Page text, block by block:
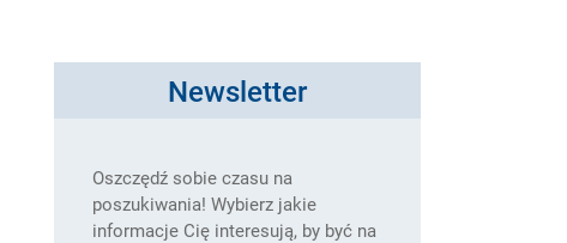
Newsletter
Oszczędź sobie czasu na
poszukiwania! Wybierz jakie
informacje Cię interesują, by być na